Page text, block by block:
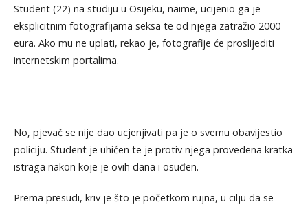
Student (22) na studiju u Osijeku, naime, ucijenio ga je
eksplicitnim fotografijama seksa te od njega zatražio 2000
eura. Ako mu ne uplati, rekao je, fotografije će proslijediti
internetskim portalima.
No, pjevač se nije dao ucjenjivati pa je o svemu obavijestio
policiju. Student je uhićen te je protiv njega provedena kratka
istraga nakon koje je ovih dana i osuđen.
Prema presudi, kriv je što je početkom rujna, u cilju da se